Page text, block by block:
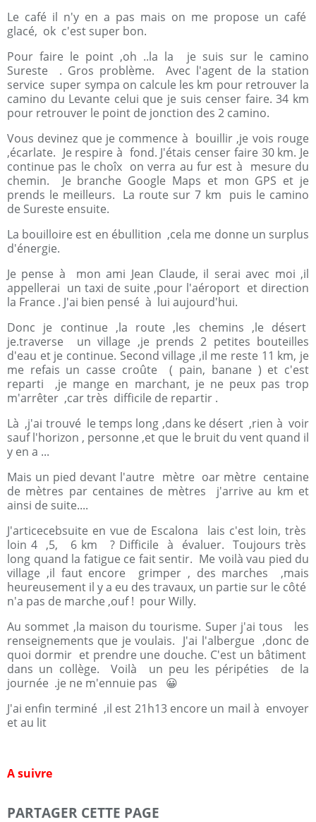
Le café il n'y en a pas mais on me propose un café
glacé, ok c'est super bon.
Pour faire le point ,oh ..la la je suis sur le camino
Sureste . Gros problème. Avec l'agent de la station
service super sympa on calcule les km pour retrouver la
camino du Levante celui que je suis censer faire. 34 km
pour retrouver le point de jonction des 2 camino.
Vous devinez que je commence à bouillir ,je vois rouge
,écarlate. Je respire à fond. J'étais censer faire 30 km. Je
continue pas le choîx on verra au fur est à mesure du
chemin. Je branche Google Maps et mon GPS et je
prends le meilleurs. La route sur 7 km puis le camino
de Sureste ensuite.
La bouilloire est en ébullition ,cela me donne un surplus
d'énergie.
Je pense à mon ami Jean Claude, il serai avec moi ,il
appellerai un taxi de suite ,pour l'aéroport et direction
la France . J'ai bien pensé à lui aujourd'hui.
Donc je continue ,la route ,les chemins ,le désert
je.traverse un village ,je prends 2 petites bouteilles
d'eau et je continue. Second village ,il me reste 11 km, je
me refais un casse croûte ( pain, banane ) et c'est
reparti ,je mange en marchant, je ne peux pas trop
m'arrêter ,car très difficile de repartir .
Là ,j'ai trouvé le temps long ,dans ke désert ,rien à voir
sauf l'horizon , personne ,et que le bruit du vent quand il
y en a ...
Mais un pied devant l'autre mètre oar mètre centaine
de mètres par centaines de mètres j'arrive au km et
ainsi de suite....
J'articecebsuite en vue de Escalona lais c'est loin, très
loin 4 ,5, 6 km ? Difficile à évaluer. Toujours très
long quand la fatigue ce fait sentir. Me voilà vau pied du
village ,il faut encore grimper , des marches ,mais
heureusement il y a eu des travaux, un partie sur le côté
n'a pas de marche ,ouf ! pour Willy.
Au sommet ,la maison du tourisme. Super j'ai tous les
renseignements que je voulais. J'ai l'albergue ,donc de
quoi dormir et prendre une douche. C'est un bâtiment
dans un collège. Voilà un peu les péripéties de la
journée .je ne m'ennuie pas 😀
J'ai enfin terminé ,il est 21h13 encore un mail à envoyer
et au lit
A suivre
PARTAGER CETTE PAGE